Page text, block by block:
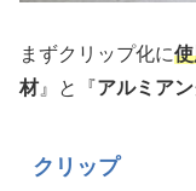
まずクリップ化に
材』と『アルミア
クリップ